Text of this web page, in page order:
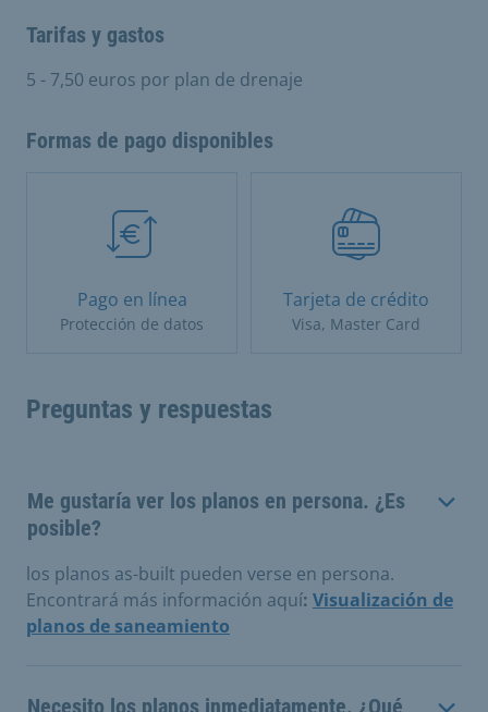
Tarifas y gastos
5 - 7,50 euros por plan de drenaje
Formas de pago disponibles
Pago en línea
Protección de datos
Tarjeta de crédito
Visa, Master Card
Preguntas y respuestas
Me gustaría ver los planos en persona. ¿Es
posible?
los planos as-built pueden verse en persona.
Encontrará más información aquí: Visualización de
planos de saneamiento
Necesito los planos inmediatamente. ¿Qué